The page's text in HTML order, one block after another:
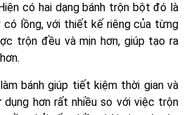
có hai dạng bánh trộn bột đó là
có lồng, với thiết kế riêng của từng
trộn đều và mịn hơn, giúp tạo ra
bánh giúp tiết kiệm thời gian và
hơn rất nhiều so với việc trộn